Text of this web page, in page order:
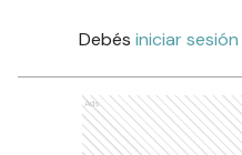
Debés iniciar sesión
Ads